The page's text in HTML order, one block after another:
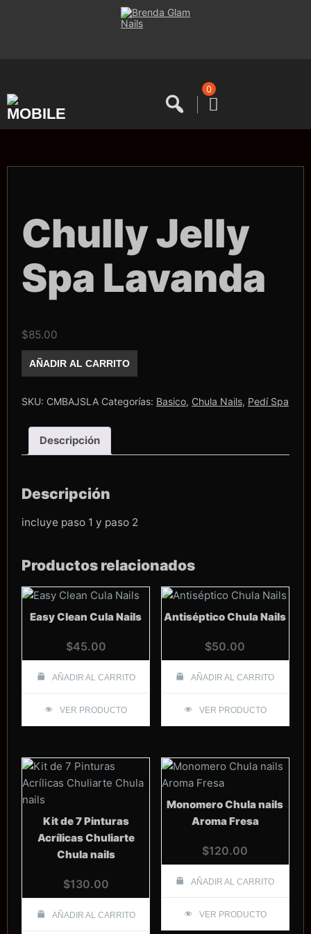
0
Chully Jelly
Spa Lavanda
$85.00
Jelly
Spa
cantidad
AÑADIR AL CARRITO
SKU: CMBAJSLA Categorías: Basico, Chula Nails, Pedí Spa
Descripción
Descripción
incluye paso 1 y paso 2
Productos relacionados
Easy Clean Cula Nails
$45.00
AÑADIR AL CARRITO
VER PRODUCTO
Antiséptico Chula Nails
$50.00
AÑADIR AL CARRITO
VER PRODUCTO
Kit de 7 Pinturas
Acrílicas Chuliarte
Chula nails
$130.00
AÑADIR AL CARRITO
Monomero Chula nails
Aroma Fresa
$120.00
AÑADIR AL CARRITO
VER PRODUCTO